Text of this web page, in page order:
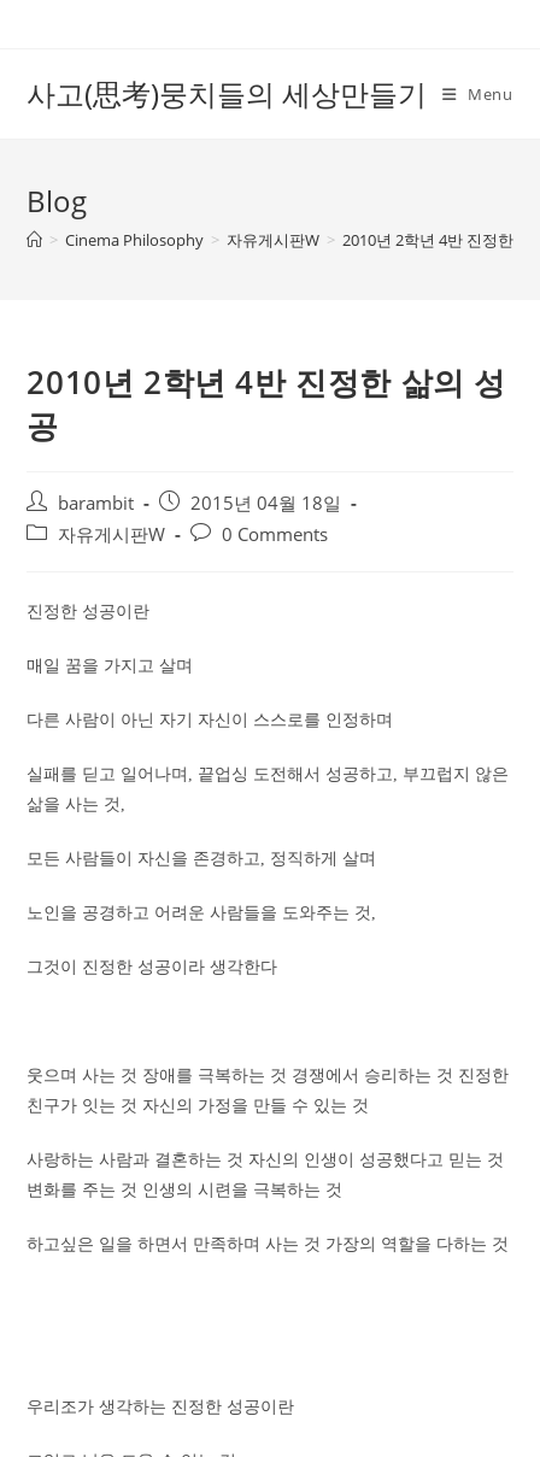
사고(思考)뭉치들의 세상만들기 Menu
Blog
> Cinema Philosophy > 자유게시판W > 2010년 2학년 4반 진정한 삶
2010년 2학년 4반 진정한 삶의 성
공
Post
author:
barambit
Post
published:
2015년 04월 18일
Post자유게시판W
Post0 Comments
진정한 성공이란
매일 꿈을 가지고 살며
다른 사람이 아닌 자기 자신이 스스로를 인정하며
실패를 딛고 일어나며, 끝업싱 도전해서 성공하고, 부끄럽지 않은
삶을 사는 것,
모든 사람들이 자신을 존경하고, 정직하게 살며
노인을 공경하고 어려운 사람들을 도와주는 것,
그것이 진정한 성공이라 생각한다
웃으며 사는 것 장애를 극복하는 것 경쟁에서 승리하는 것 진정한
친구가 잇는 것 자신의 가정을 만들 수 있는 것
사랑하는 사람과 결혼하는 것 자신의 인생이 성공했다고 믿는 것
변화를 주는 것 인생의 시련을 극복하는 것
하고싶은 일을 하면서 만족하며 사는 것 가장의 역할을 다하는 것
우리조가 생각하는 진정한 성공이란